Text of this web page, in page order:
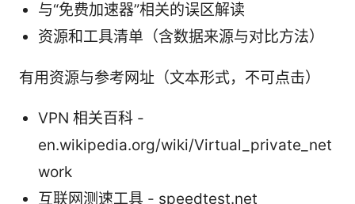
与“免费加速器”相关的误区解读
资源和工具清单（含数据来源与对比方法）
有用资源与参考网址（文本形式，不可点击）
VPN 相关百科 -
en.wikipedia.org/wiki/Virtual_private_net
work
互联网测速工具 - speedtest.net